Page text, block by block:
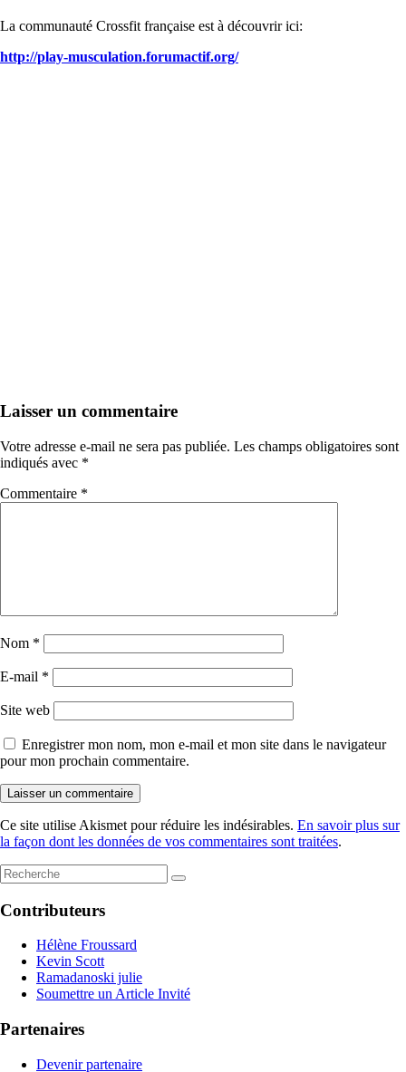
La communauté Crossfit française est à découvrir ici:
http://play-musculation.forumactif.org/
Laisser un commentaire
Votre adresse e-mail ne sera pas publiée. Les champs obligatoires sont
indiqués avec *
Commentaire *
Nom *
E-mail *
Site web
Enregistrer mon nom, mon e-mail et mon site dans le navigateur
pour mon prochain commentaire.
Ce site utilise Akismet pour réduire les indésirables. En savoir plus sur
la façon dont les données de vos commentaires sont traitées.
Contributeurs
Hélène Froussard
Kevin Scott
Ramadanoski julie
Soumettre un Article Invité
Partenaires
Devenir partenaire